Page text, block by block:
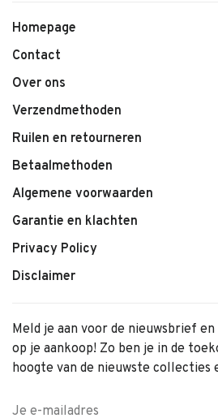
Homepage
Contact
Over ons
Verzendmethoden
Ruilen en retourneren
Betaalmethoden
Algemene voorwaarden
Garantie en klachten
Privacy Policy
Disclaimer
Meld je aan voor de nieuwsbrief
op je aankoop! Zo ben je in de
hoogte van de nieuwste collecties